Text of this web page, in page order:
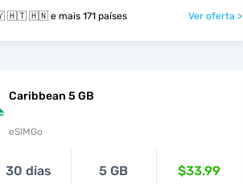
🇬🇾 🇭🇹 🇭🇳 e mais 171 países Ver oferta >
Caribbean 5 GB
eSIMGo
30 dias 5 GB $33.99